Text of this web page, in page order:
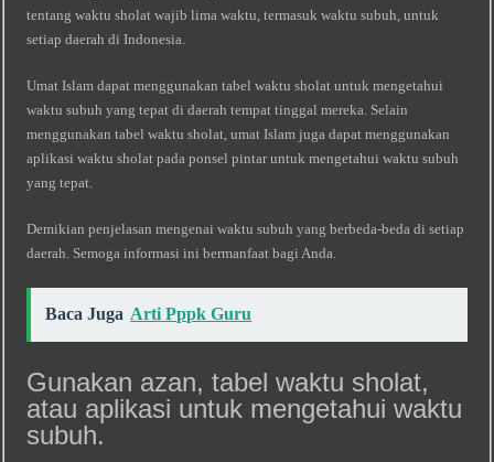
tentang waktu sholat wajib lima waktu, termasuk waktu subuh, untuk
setiap daerah di Indonesia.
Umat Islam dapat menggunakan tabel waktu sholat untuk mengetahui
waktu subuh yang tepat di daerah tempat tinggal mereka. Selain
menggunakan tabel waktu sholat, umat Islam juga dapat menggunakan
aplikasi waktu sholat pada ponsel pintar untuk mengetahui waktu subuh
yang tepat.
Demikian penjelasan mengenai waktu subuh yang berbeda-beda di setiap
daerah. Semoga informasi ini bermanfaat bagi Anda.
Baca Juga Arti Pppk Guru
Gunakan azan, tabel waktu sholat,
atau aplikasi untuk mengetahui waktu
subuh.